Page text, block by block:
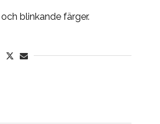
blinkande färger.